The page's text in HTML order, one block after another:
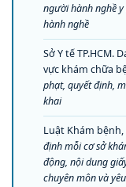
người hành nghề
hành nghề
Sở Y tế
vực khám chữa
phạt, quyết định,
khai
Luật Khám
định mỗi cơ sở
động, nội dung
chuyên môn và